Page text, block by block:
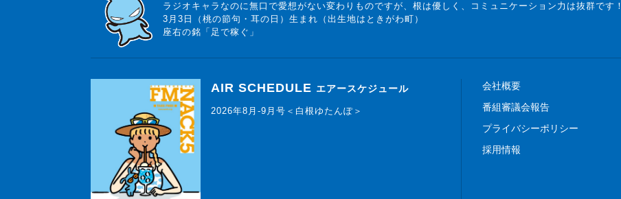
ラジオキャラなのに無口で愛想がない変わりものですが、根は優しく、コミュニケーション力は抜群です！
3月3日（桃の節句・耳の日）生まれ（出生地はときがわ町）
座右の銘「足で稼ぐ」
AIR SCHEDULE エアースケジュール
2026年8月-9月号＜白根ゆたんぽ＞
会社概要
番組審議会報告
プライバシーポリシー
採用情報